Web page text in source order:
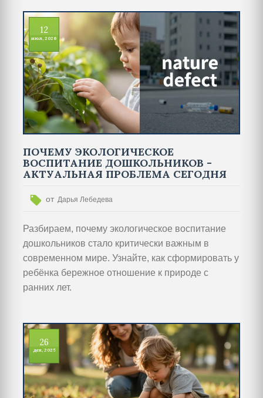
12
июл, 2026
ПОЧЕМУ ЭКОЛОГИЧЕСКОЕ
ВОСПИТАНИЕ ДОШКОЛЬНИКОВ -
АКТУАЛЬНАЯ ПРОБЛЕМА СЕГОДНЯ
от Дарья Лебедева
Разбираем, почему экологическое воспитание
дошкольников стало критически важным в
современном мире. Узнайте, как сформировать у
ребёнка бережное отношение к природе с
ранних лет.
26
дек, 2025